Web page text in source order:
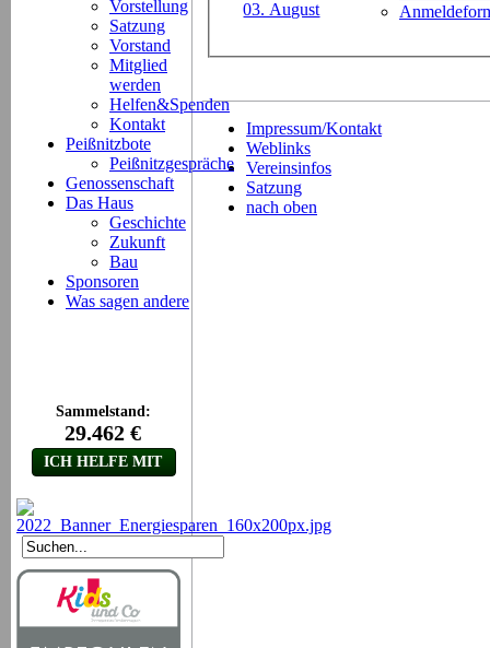
Vorstellung
Satzung
Vorstand
Mitglied
werden
Helfen&Spenden
Kontakt
Peißnitzbote
Peißnitzgespräche
Genossenschaft
Das Haus
Geschichte
Zukunft
Bau
Sponsoren
Was sagen andere
03. August
Impressum/Kontakt
Weblinks
Vereinsinfos
Satzung
nach oben